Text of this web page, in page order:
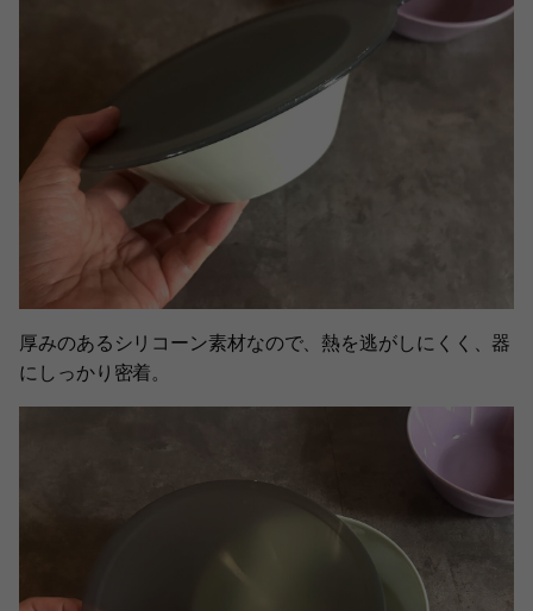
厚みのあるシリコーン素材なので、熱を逃がしにくく、器
にしっかり密着。